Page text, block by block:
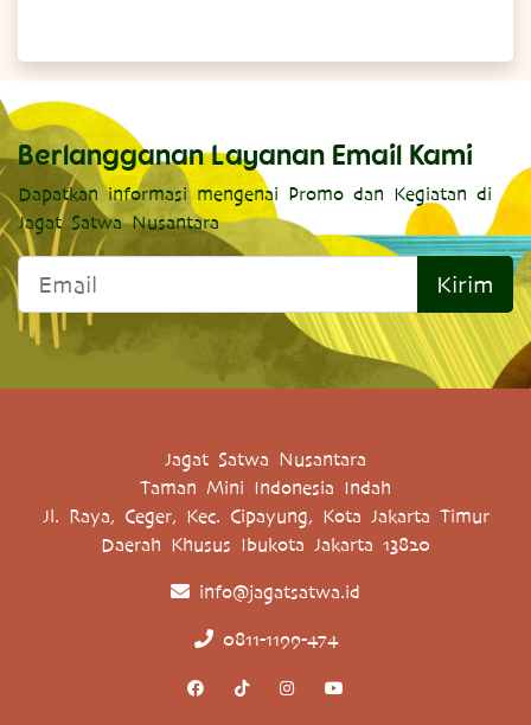
Berlangganan Layanan Email Kami
Dapatkan informasi mengenai Promo dan Kegiatan di
Jagat Satwa Nusantara
Kirim
Jagat Satwa Nusantara
Taman Mini Indonesia Indah
Jl. Raya, Ceger, Kec. Cipayung, Kota Jakarta Timur
Daerah Khusus Ibukota Jakarta 13820
info@jagatsatwa.id
0811-1199-474